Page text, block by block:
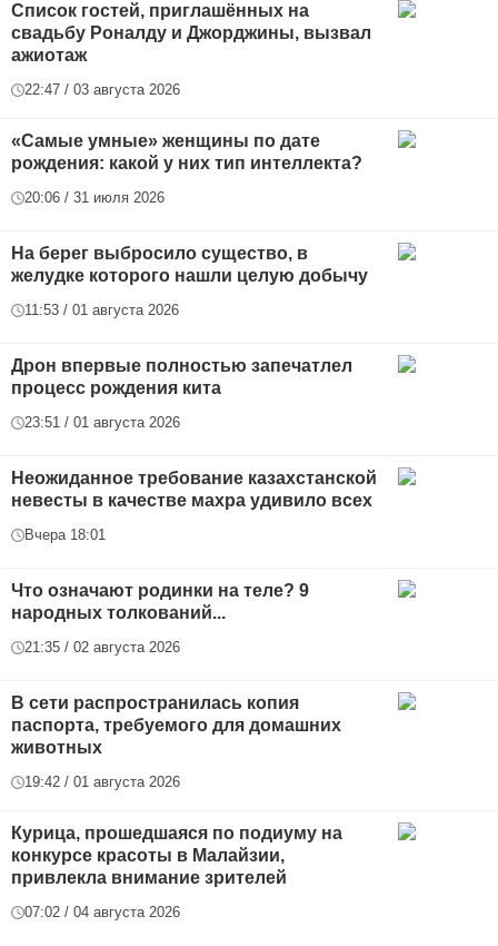
Список гостей, приглашённых на
свадьбу Роналду и Джорджины, вызвал
ажиотаж
22:47 / 03 августа 2026
«Самые умные» женщины по дате
рождения: какой у них тип интеллекта?
20:06 / 31 июля 2026
На берег выбросило существо, в
желудке которого нашли целую добычу
11:53 / 01 августа 2026
Дрон впервые полностью запечатлел
процесс рождения кита
23:51 / 01 августа 2026
Неожиданное требование казахстанской
невесты в качестве махра удивило всех
Вчера 18:01
Что означают родинки на теле? 9
народных толкований...
21:35 / 02 августа 2026
В сети распространилась копия
паспорта, требуемого для домашних
животных
19:42 / 01 августа 2026
Курица, прошедшаяся по подиуму на
конкурсе красоты в Малайзии,
привлекла внимание зрителей
07:02 / 04 августа 2026